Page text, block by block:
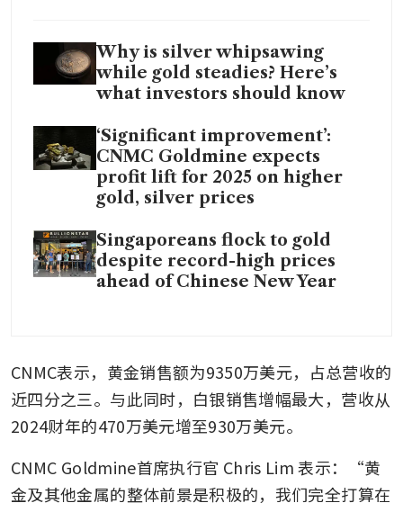
Why is silver whipsawing
while gold steadies? Here’s
what investors should know
‘Significant improvement’:
CNMC Goldmine expects
profit lift for 2025 on higher
gold, silver prices
Singaporeans flock to gold
despite record-high prices
ahead of Chinese New Year
CNMC表示，黄金销售额为9350万美元，占总营收的
近四分之三。与此同时，白银销售增幅最大，营收从
2024财年的470万美元增至930万美元。
CNMC Goldmine首席执行官 Chris Lim 表示：“黄
金及其他金属的整体前景是积极的，我们完全打算在